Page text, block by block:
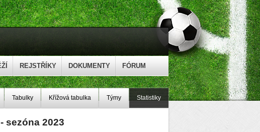
REJSTŘÍKY DOKUMENTY FÓRUM
Tabulky Křížová tabulka Týmy Statistiky
sezóna 2023